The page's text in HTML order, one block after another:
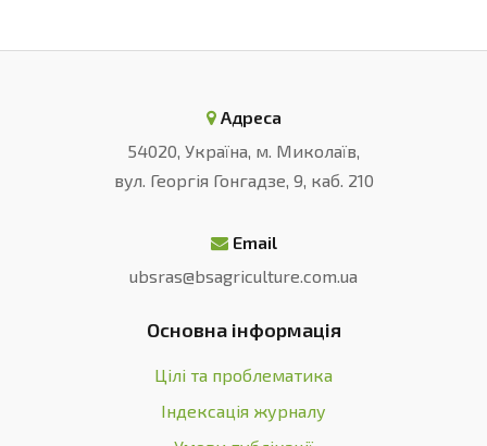
Адреса
54020, Україна, м. Миколаїв,
вул. Георгія Гонгадзе, 9, каб. 210
Email
ubsras@bsagriculture.com.ua
Основна інформація
Цілі та проблематика
Індексація журналу